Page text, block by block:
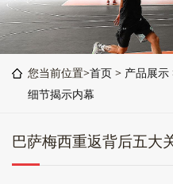
您当前位置>首页 > 产品展示
细节揭示内幕
巴萨梅西重返背后五大